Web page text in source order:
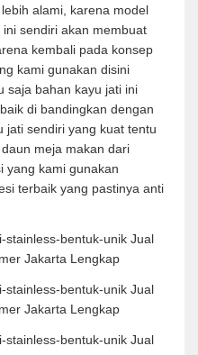
alami, karena model
sendiri akan membuat
kembali pada konsep
kami gunakan disini
saja bahan kayu jati ini
di bandingkan dengan
jati sendiri yang kuat tentu
meja makan dari
yang kami gunakan
terbaik yang pastinya anti